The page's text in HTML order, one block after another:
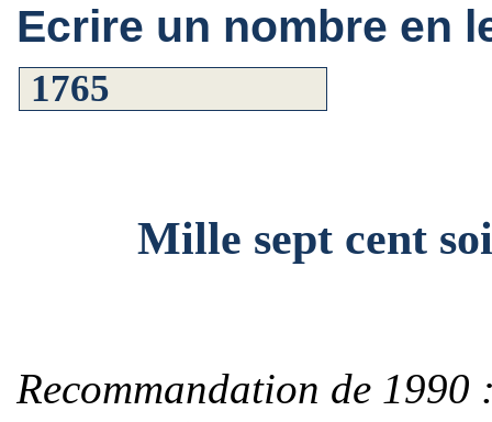
Ecrire un nombre en
Mille sept cent
Recommandation de 1990